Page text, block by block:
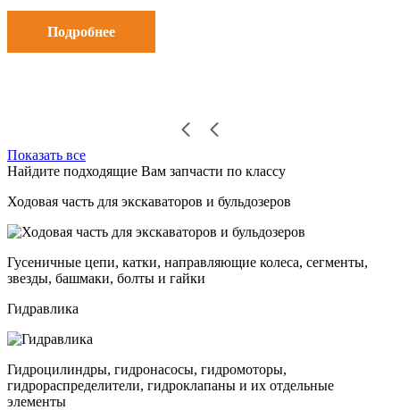
Подробнее
Показать все
Найдите подходящие Вам запчасти по классу
Ходовая часть для экскаваторов и бульдозеров
Гусеничные цепи, катки, направляющие колеса, сегменты,
звезды, башмаки, болты и гайки
Гидравлика
Гидроцилиндры, гидронасосы, гидромоторы,
гидрораспределители, гидроклапаны и их отдельные
элементы